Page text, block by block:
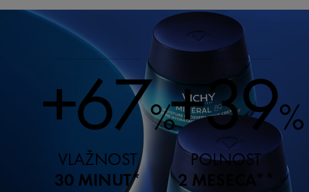
+67%
VLAŽNOST
30 MINUT*
+39%
POLNOST
2 MESECA**